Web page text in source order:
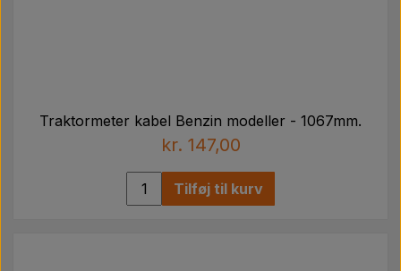
Traktormeter kabel Benzin modeller - 1067mm.
kr. 147,00
Tilføj til kurv